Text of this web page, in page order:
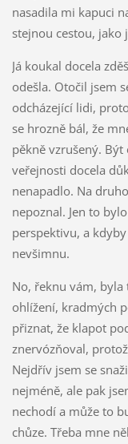
nasadila mi kapuci
stejnou cestou, jako
Já koukal docela
odešla. Otočil jsem
odcházející lidi,
se hrozně bál, že
pěkně vzrušený.
veřejnosti docela
nenapadlo. Na
nepoznal. Jen to
perspektivu, a
nevšimnu.
No, řeknu vám,
ohlížení, kradmých
přiznat, že klapot
znervózňoval,
Nejdřív jsem se
nejméně, ale pak
nechodí a může to
chůze. Třeba mne